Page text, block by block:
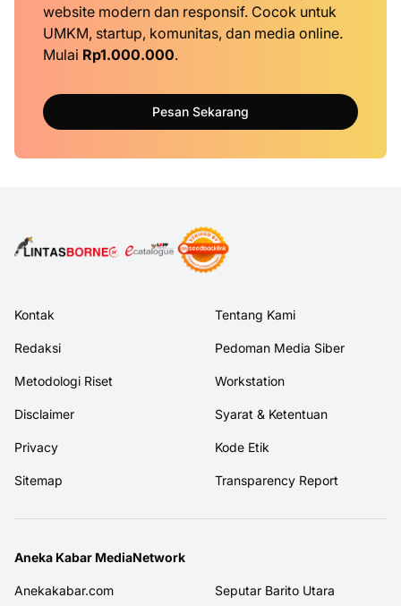
website modern dan responsif. Cocok untuk
UMKM, startup, komunitas, dan media online.
Mulai Rp1.000.000.
Pesan Sekarang
Kontak Tentang Kami
Redaksi Pedoman Media Siber
Metodologi Riset Workstation
Disclaimer Syarat & Ketentuan
Privacy Kode Etik
Sitemap Transparency Report
Aneka Kabar MediaNetwork
Anekakabar.com Seputar Barito Utara